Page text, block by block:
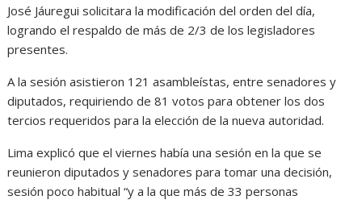
José Jáuregui solicitara la modificación del orden del día,
logrando el respaldo de más de 2/3 de los legisladores
presentes.
A la sesión asistieron 121 asambleístas, entre senadores y
diputados, requiriendo de 81 votos para obtener los dos
tercios requeridos para la elección de la nueva autoridad.
Lima explicó que el viernes había una sesión en la que se
reunieron diputados y senadores para tomar una decisión,
sesión poco habitual “y a la que más de 33 personas